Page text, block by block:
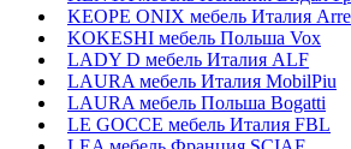
KEOPE ONIX мебель Италия
KOKESHI мебель Польша Vox
LADY D мебель Италия ALF
LAURA мебель Италия MobilPiu
LAURA мебель Польша Bogatti
LE GOCCE мебель Италия FBL